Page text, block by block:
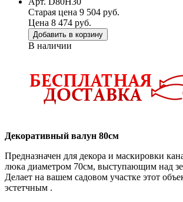
Старая цена 9 504 руб.
Цена 8 474 руб.
Добавить в корзину
В наличии
Декоративный валун 80см
Предназначен для декора и маскировки
люка диаметром 70см, выступающим над
Делает на вашем садовом участке этот
эстетчным .